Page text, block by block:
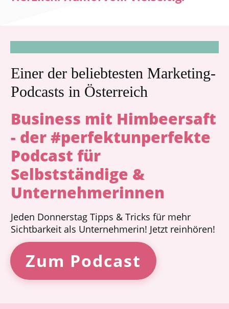
Einer der beliebtesten Marketing-
Podcasts in Österreich
Business mit Himbeersaft
- der #perfektunperfekte
Podcast für
Selbstständige &
Unternehmerinnen
Jeden Donnerstag Tipps & Tricks für mehr
Sichtbarkeit als Unternehmerin! Jetzt reinhören!
Zum Podcast